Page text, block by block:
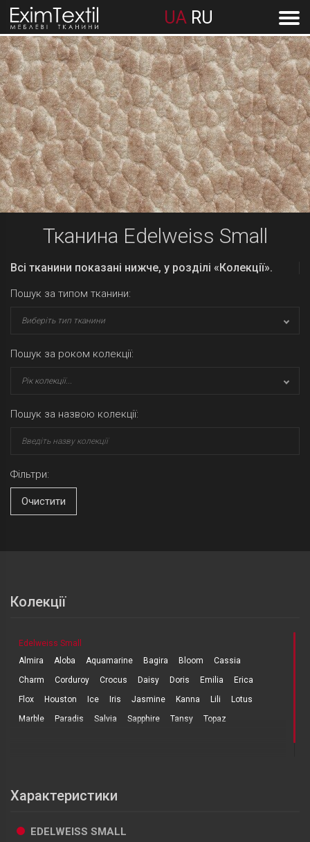
UA RU
Тканина Edelweiss Small
Всі тканини показані нижче, у розділі «Колекції».
Пошук за типом тканини:
Виберіть тип тканини
Пошук за роком колекції:
Рік колекції...
Пошук за назвою колекції:
Фільтри:
Очистити
Колекції
Edelweiss Small
Almira
Aloba Aquamarine Bagira Bloom
Cassia
Charm
Corduroy Crocus Daisy Doris Emilia
Erica
Flox
Houston Ice Iris Jasmine Kanna Lili
Lotus
Marble
Paradis Salvia Sapphire Tansy Topaz
Характеристики
EDELWEISS SMALL